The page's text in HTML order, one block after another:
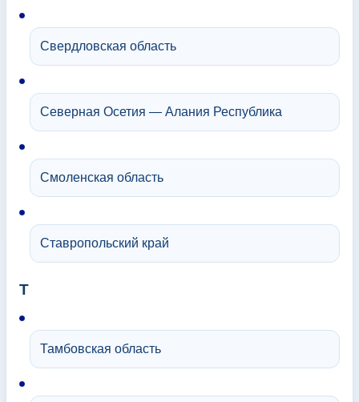
Свердловская область
Северная Осетия — Алания Республика
Смоленская область
Ставропольский край
Т
Тамбовская область